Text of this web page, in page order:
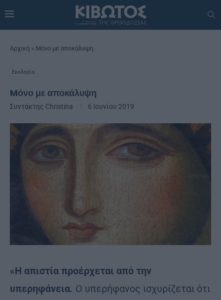
Αρχική » Mόνο με αποκάλυψη
Εκκλησία
Mόνο με αποκάλυψη
Συντάκτης Christina 6 Ιουνίου 2019
«Η απιστία προέρχεται από την
υπερηφάνεια. Ο υπερήφανος ισχυρίζεται ότι